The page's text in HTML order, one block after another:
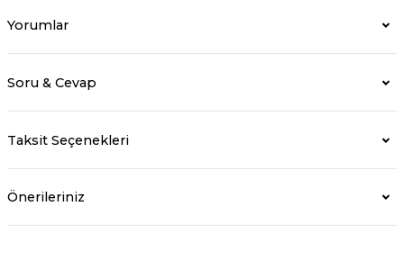
Yorumlar
Soru & Cevap
Taksit Seçenekleri
Önerileriniz